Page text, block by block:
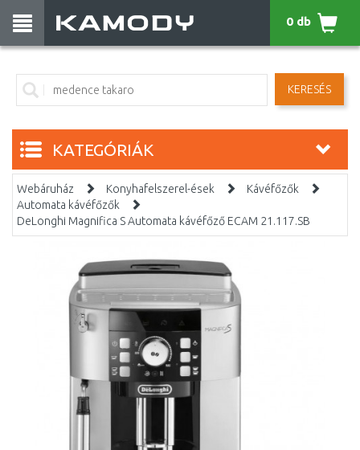
KERESÉS
0 db
KATEGÓRIÁK
Webáruház Konyhafelszerel-ések
Kávéfőzők
Automata kávéfőzők
DeLonghi Magnifica S Automata kávéfőző ECAM 21.117.SB